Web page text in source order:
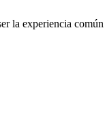
la experiencia